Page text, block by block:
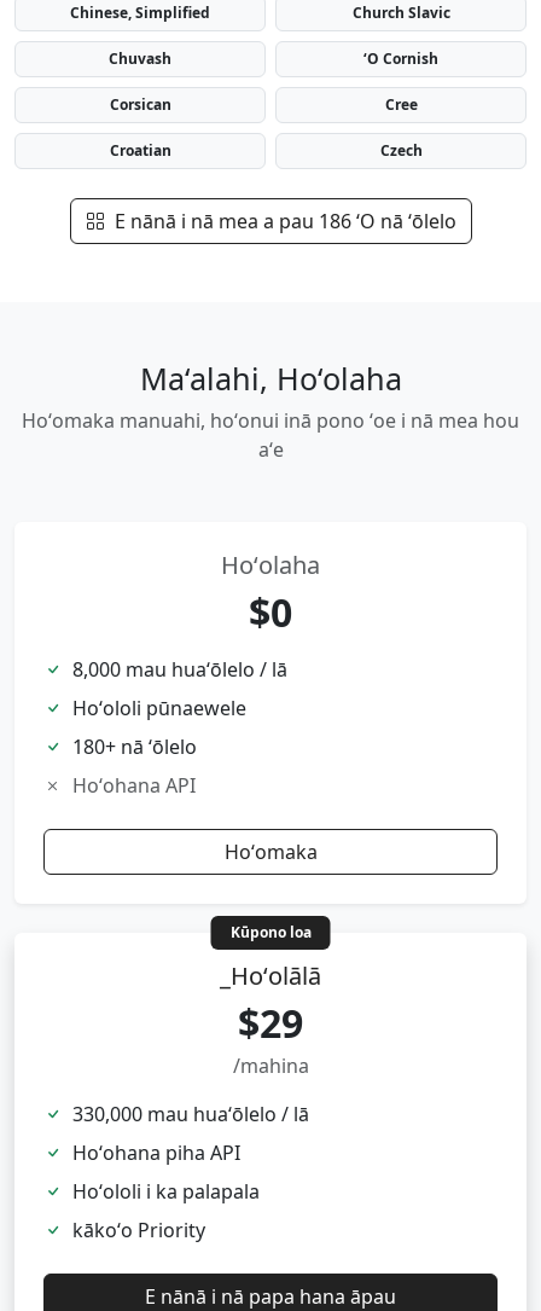
Chinese, Simplified Church Slavic
Chuvash ʻO Cornish
Corsican Cree
Croatian Czech
E nānā i nā mea a pau 186 ʻO nā ʻōlelo
Maʻalahi, Hoʻolaha
Hoʻomaka manuahi, hoʻonui inā pono ʻoe i nā mea hou
aʻe
Hoʻolaha
$0
8,000 mau huaʻōlelo / lā
Hoʻololi pūnaewele
180+ nā ʻōlelo
Hoʻohana API
Hoʻomaka
Kūpono loa
_Hoʻolālā
$29
/mahina
330,000 mau huaʻōlelo / lā
Hoʻohana piha API
Hoʻololi i ka palapala
kākoʻo Priority
E nānā i nā papa hana āpau